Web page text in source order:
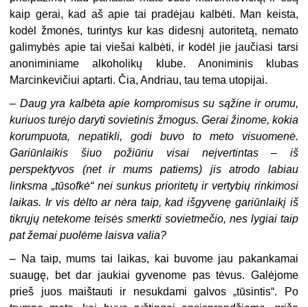
kaip gerai, kad aš apie tai pradėjau kalbėti. Man keista,
kodėl žmonės, turintys kur kas didesnį autoritetą, nemato
galimybės apie tai viešai kalbėti, ir kodėl jie jaučiasi tarsi
anoniminiame alkoholikų klube. Anoniminis klubas
Marcinkevičiui aptarti. Čia, Andriau, tau tema utopijai.
– Daug yra kalbėta apie kompromisus su sąžine ir orumu,
kuriuos turėjo daryti sovietinis žmogus. Gerai žinome, kokia
korumpuota, nepatikli, godi buvo to meto visuomenė.
Gariūnlaikis šiuo požiūriu visai neįvertintas – iš
perspektyvos (net ir mums patiems) jis atrodo labiau
linksma „tūsofkė“ nei sunkus prioritetų ir vertybių rinkimosi
laikas. Ir vis dėlto ar nėra taip, kad išgyvenę gariūnlaikį iš
tikrųjų netekome teisės smerkti sovietmečio, nes lygiai taip
pat žemai puolėme laisva valia?
– Na taip, mums tai laikas, kai buvome jau pakankamai
suaugę, bet dar jaukiai gyvenome pas tėvus. Galėjome
prieš juos maištauti ir nesukdami galvos „tūsintis“. Po